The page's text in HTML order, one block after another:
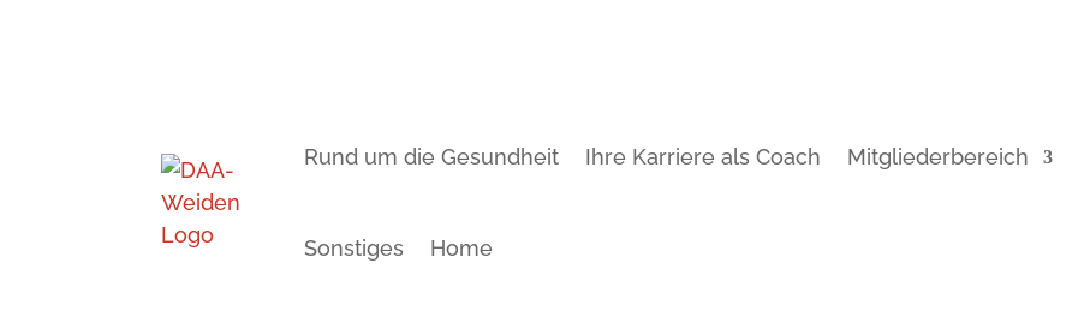
Rund um die Gesundheit Ihre Karriere als Coach Mitgliederbereich
Sonstiges Home